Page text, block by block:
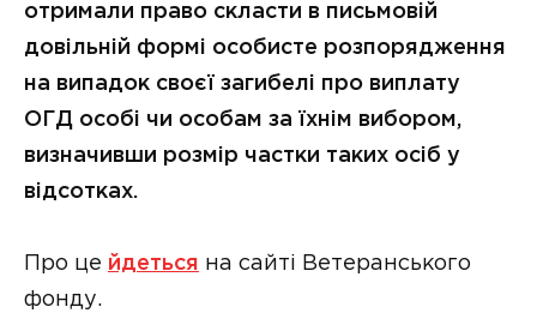
отримали право скласти в письмовій
довільній формі особисте розпорядження
на випадок своєї загибелі про виплату
ОГД особі чи особам за їхнім вибором,
визначивши розмір частки таких осіб у
відсотках.
Про це йдеться на сайті Ветеранського
фонду.